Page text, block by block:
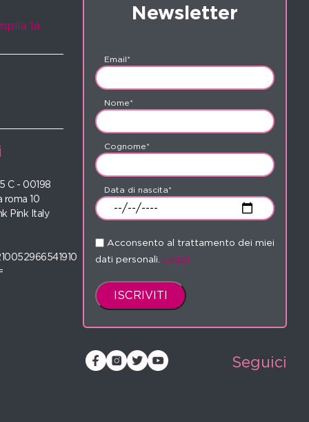
la
C - 00198
roma 10
Pink Italy
Newsletter
Email*
Nome*
Cognome*
Data di nascita*
Acconsento al trattamento dei miei
dati personali. Leggi
Seguici